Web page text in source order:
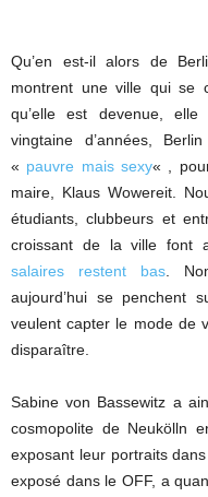
Qu’en est-il alors de
montrent une ville qui se
qu’elle est devenue,
vingtaine d’années,
« pauvre mais sexy« ,
maire, Klaus Wowereit.
étudiants, clubbeurs et
croissant de la ville font
salaires restent bas.
aujourd’hui se penchent
veulent capter le mode de
disparaître.
Sabine von Bassewitz a
cosmopolite de Neukölln
exposant leur portraits
exposé dans le OFF, a